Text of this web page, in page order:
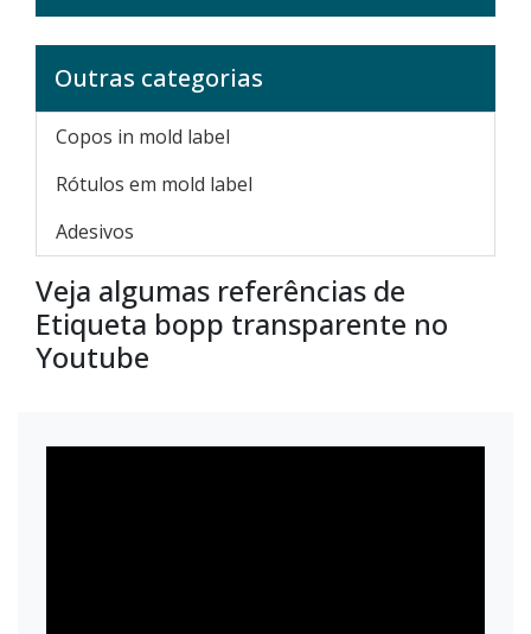
Outras categorias
Copos in mold label
Rótulos em mold label
Adesivos
Veja algumas referências de
Etiqueta bopp transparente no
Youtube